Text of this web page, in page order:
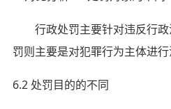
行政处罚主要针对违反行政
罚则主要是对犯罪行为主体进行
6.2 处罚目的的不同